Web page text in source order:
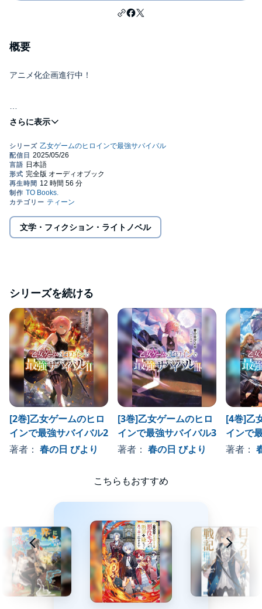
概要
アニメ化企画進行中！
「私は“私”だ！」
最強主人公（ヒロイン）が闘う爽快バトルファンタジー、遂にオ
ーディオブック化！
書き下ろし番外編2本収録！
【あらすじ】
はヒロインの役割を「くだらない」と一刀両断すると、冒険者
『アリア』を名乗り、次第に複数の武器と魔法を操る「殺戮（さ
つりく）の灰かぶり姫」へと成長していく！ だが、“悪役令嬢”の
護衛依頼を受けたことで、気付かぬ間に貴族同士が争うゲームの
舞台に巻き込まれていき――？
「私は“私”だ。ゲームの登場人物じゃない！」
武器を作れ！ 技を鍛えろ！ 強敵との戦いに生き残り、乙女ゲ
ームをぶち壊せ！
戦うヒロインが魅せる、壮絶&爽快な異世界バトルファンタジー！
※本作品は「乙女ゲームのヒロイン」/「最初の任務」の各チャプ
ターに、
演出として一部ノイズを使用しております。
©2021 Harunohi Biyori (P)TO Books.
文学・フィクション・ライトノベル
シリーズを続ける
[2巻]乙女ゲームのヒロ
インで最強サバイバル2
著者： 春の日 びより
[3巻]乙女ゲームのヒロ
インで最強サバイバル3
著者： 春の日 びより
[4巻]乙
インで
著者：
こちらもおすすめ